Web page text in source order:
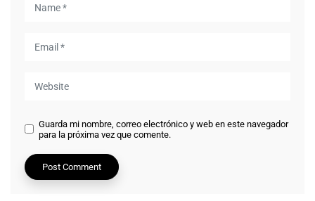
Guarda mi nombre, correo electrónico y web en este navegador
para la próxima vez que comente.